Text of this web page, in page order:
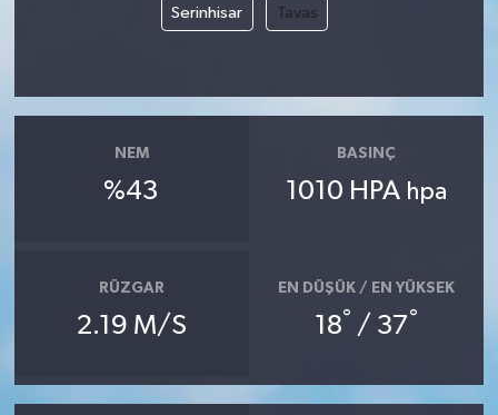
Serinhisar Tavas
NEM
%43
BASINÇ
1010 HPA hpa
RÜZGAR
2.19 M/S
EN DÜŞÜK / EN YÜKSEK
18° / 37°